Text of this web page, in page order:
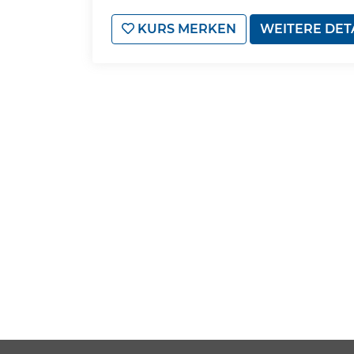
KURS MERKEN WEITERE